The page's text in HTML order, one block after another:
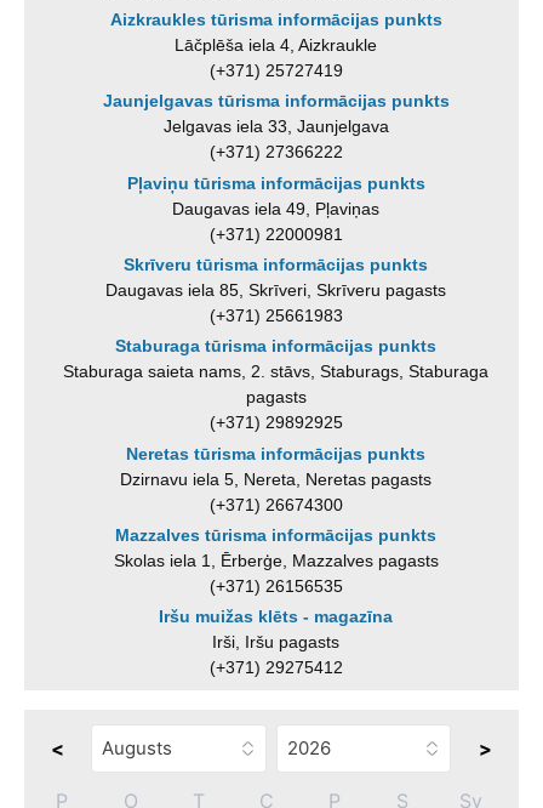
Aizkraukles tūrisma informācijas punkts
Lāčplēša iela 4, Aizkraukle
(+371) 25727419
Jaunjelgavas tūrisma informācijas punkts
Jelgavas iela 33, Jaunjelgava
(+371) 27366222
Pļaviņu tūrisma informācijas punkts
Daugavas iela 49, Pļaviņas
(+371) 22000981
Skrīveru tūrisma informācijas punkts
Daugavas iela 85, Skrīveri, Skrīveru pagasts
(+371) 25661983
Staburaga tūrisma informācijas punkts
Staburaga saieta nams, 2. stāvs, Staburags, Staburaga
pagasts
(+371) 29892925
Neretas tūrisma informācijas punkts
Dzirnavu iela 5, Nereta, Neretas pagasts
(+371) 26674300
Mazzalves tūrisma informācijas punkts
Skolas iela 1, Ērberģe, Mazzalves pagasts
(+371) 26156535
Iršu muižas klēts - magazīna
Irši, Iršu pagasts
(+371) 29275412
< >
P O T C P S Sv